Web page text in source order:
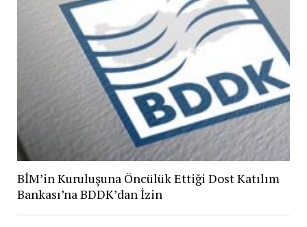
BİM’in Kuruluşuna Öncülük Ettiği Dost Katılım
Bankası’na BDDK’dan İzin